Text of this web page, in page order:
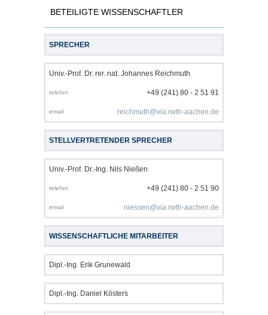
BETEILIGTE WISSENSCHAFTLER
SPRECHER
Univ.-Prof. Dr. rer. nat. Johannes Reichmuth
+49 (241) 80 - 2 51 91
reichmuth@via.rwth-aachen.de
STELLVERTRETENDER SPRECHER
Univ.-Prof. Dr.-Ing. Nils Nießen
+49 (241) 80 - 2 51 90
niessen@via.rwth-aachen.de
WISSENSCHAFTLICHE MITARBEITER
Dipl.-Ing. Erik Grunewald
Dipl.-Ing. Daniel Kösters